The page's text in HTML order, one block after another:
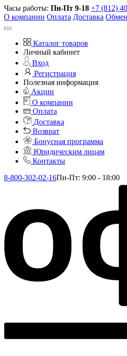
Часы работы: Пн-Пт 9-18 +7 (812)
О компании Оплата Доставка
Каталог товаров
Личный кабинет
Вход
Регистрация
Полезная информация
Акции
О компании
Оплата
Доставка
Возврат
Бонусная программа
Юридическим лицам
Контакты
8-800-302-02-16Пн-Пт: 9:00 - 18:00